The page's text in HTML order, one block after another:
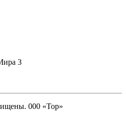
3
000 «Тор»